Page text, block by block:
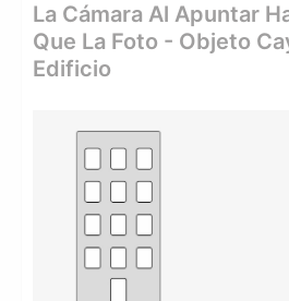
La Cámara Al Apuntar
Que La Foto - Objeto
Edificio